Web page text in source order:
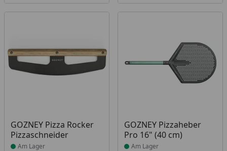
GOZNEY Pizza Rocker
Pizzaschneider
Produkt am Lager
Am Lager
GOZNEY Pizzaheber
Pro 16" (40 cm)
Produkt am Lager
Am Lager